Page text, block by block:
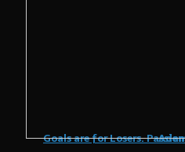
Goals are for Losers.
Scott